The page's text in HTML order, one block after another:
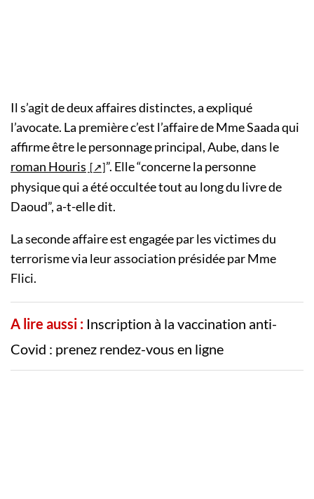
Il s’agit de deux affaires distinctes, a expliqué
l’avocate. La première c’est l’affaire de Mme Saada qui
affirme être le personnage principal, Aube, dans le
roman Houris
”. Elle “concerne la personne
physique qui a été occultée tout au long du livre de
Daoud”, a-t-elle dit.
La seconde affaire est engagée par les victimes du
terrorisme via leur association présidée par Mme
Flici.
A lire aussi : Inscription à la vaccination anti-
Covid : prenez rendez-vous en ligne